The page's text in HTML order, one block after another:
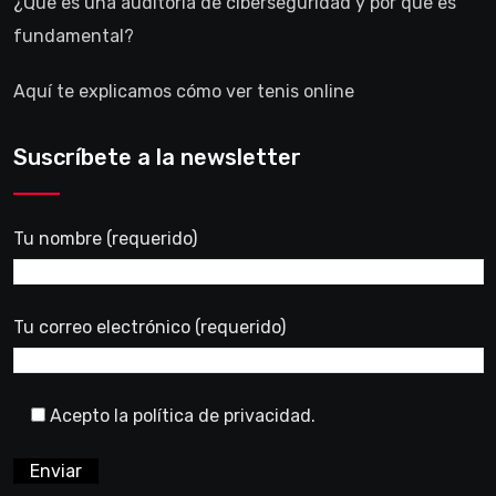
fundamental?
Aquí te explicamos cómo ver tenis online
Suscríbete a la newsletter
Tu nombre (requerido)
Tu correo electrónico (requerido)
Acepto la política de privacidad.